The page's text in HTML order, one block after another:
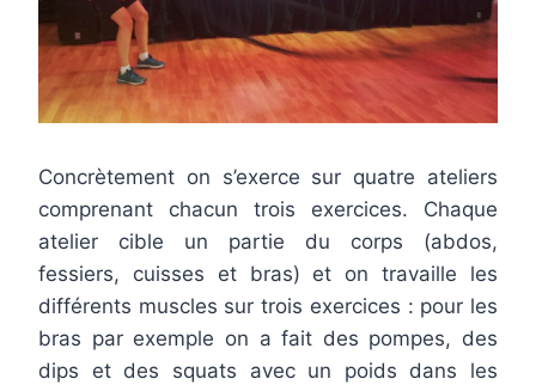
Concrètement on s’exerce sur quatre ateliers
comprenant chacun trois exercices. Chaque
atelier cible un partie du corps (abdos,
fessiers, cuisses et bras) et on travaille les
différents muscles sur trois exercices : pour les
bras par exemple on a fait des pompes, des
dips et des squats avec un poids dans les